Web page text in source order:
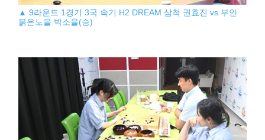
▲ 9라운드 1경기 3국 속기 H2 DREAM 삼척 권효진 vs 부안
붉은노을 박소율(승)